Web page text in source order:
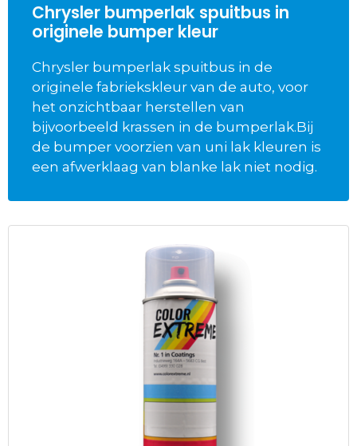
Chrysler bumperlak spuitbus in
originele bumper kleur
Chrysler bumperlak spuitbus in de
originele fabriekskleur van de auto, voor
het onzichtbaar herstellen van
bijvoorbeeld krassen in de bumperlak.Bij
de bumper voorzien van uni lak kleuren is
een afwerklaag van blanke lak niet nodig.